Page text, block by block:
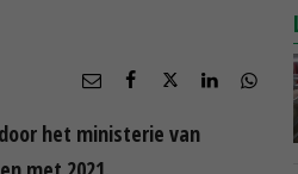
het ministerie van